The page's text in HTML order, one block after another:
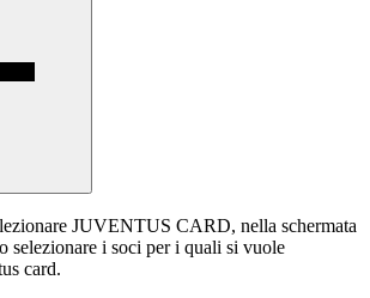
JUVENTUS CARD, nella schermata
selezionare i soci per i quali si vuole
card.